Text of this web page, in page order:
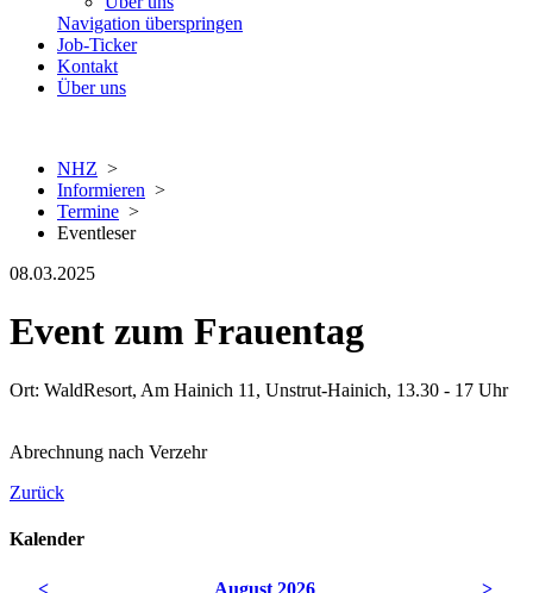
Navigation überspringen
Job-Ticker
Kontakt
Über uns
NHZ >
Informieren >
Termine >
Eventleser
08.03.2025
Event zum Frauentag
Ort: WaldResort, Am Hainich 11, Unstrut-Hainich, 13.30 - 17 Uhr
Abrechnung nach Verzehr
Zurück
Kalender